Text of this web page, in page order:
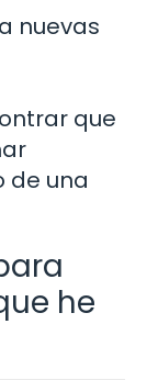
nuevas
que
de una
he